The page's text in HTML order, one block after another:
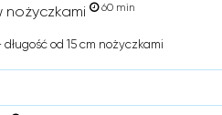
nożyczkami 60 min
od 15 cm nożyczkami